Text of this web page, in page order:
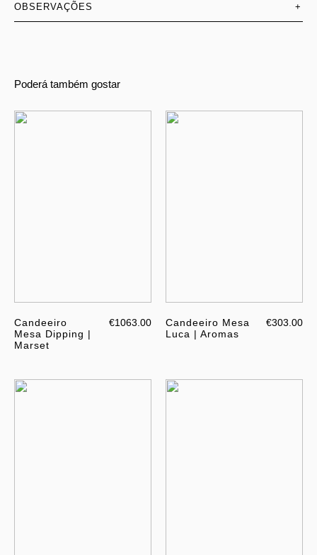
OBSERVAÇÕES +
Poderá também gostar
Candeeiro
Mesa Dipping |
Marset
€1063.00
Candeeiro Mesa
Luca | Aromas
€303.00